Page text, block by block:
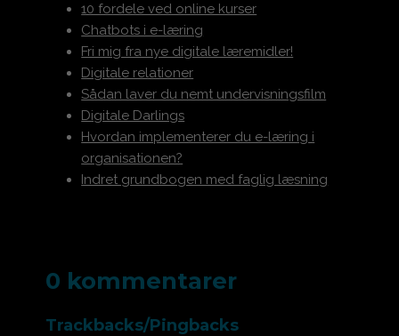
10 fordele ved online kurser
Chatbots i e-læring
Fri mig fra nye digitale læremidler!
Digitale relationer
Sådan laver du nemt undervisningsfilm
Digitale Darlings
Hvordan implementerer du e-læring i
organisationen?
Indret grundbogen med faglig læsning
0 kommentarer
Trackbacks/Pingbacks